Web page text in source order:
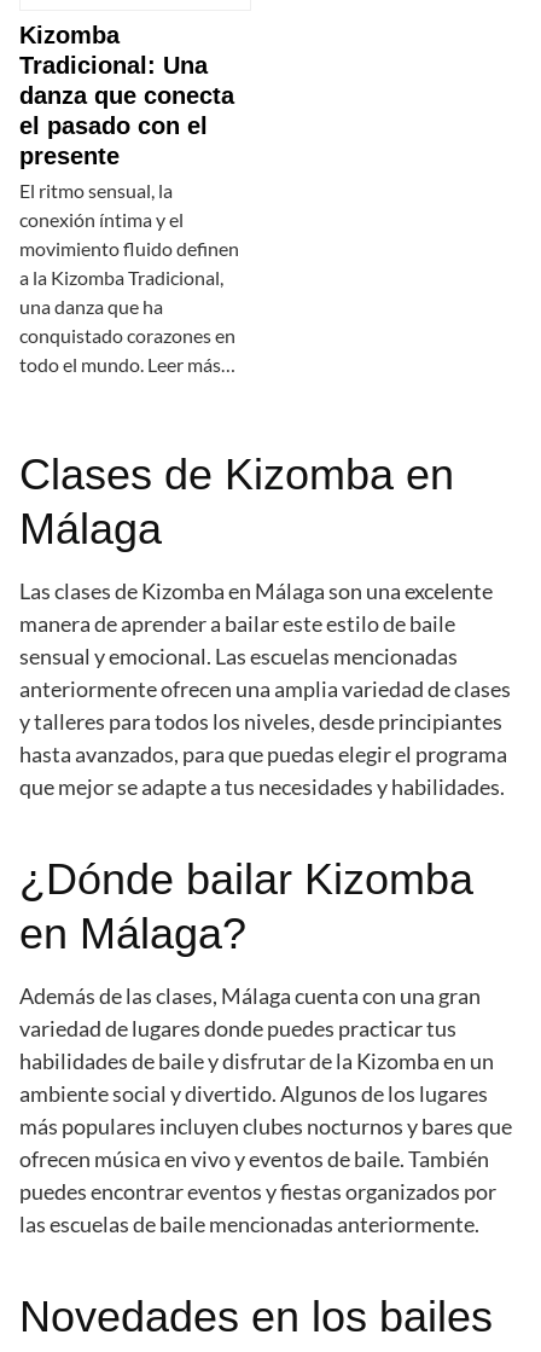
Kizomba
Tradicional: Una
danza que conecta
el pasado con el
presente
El ritmo sensual, la
conexión íntima y el
movimiento fluido definen
a la Kizomba Tradicional,
una danza que ha
conquistado corazones en
todo el mundo. Leer más…
Clases de Kizomba en
Málaga
Las clases de Kizomba en Málaga son una excelente
manera de aprender a bailar este estilo de baile
sensual y emocional. Las escuelas mencionadas
anteriormente ofrecen una amplia variedad de clases
y talleres para todos los niveles, desde principiantes
hasta avanzados, para que puedas elegir el programa
que mejor se adapte a tus necesidades y habilidades.
¿Dónde bailar Kizomba
en Málaga?
Además de las clases, Málaga cuenta con una gran
variedad de lugares donde puedes practicar tus
habilidades de baile y disfrutar de la Kizomba en un
ambiente social y divertido. Algunos de los lugares
más populares incluyen clubes nocturnos y bares que
ofrecen música en vivo y eventos de baile. También
puedes encontrar eventos y fiestas organizados por
las escuelas de baile mencionadas anteriormente.
Novedades en los bailes